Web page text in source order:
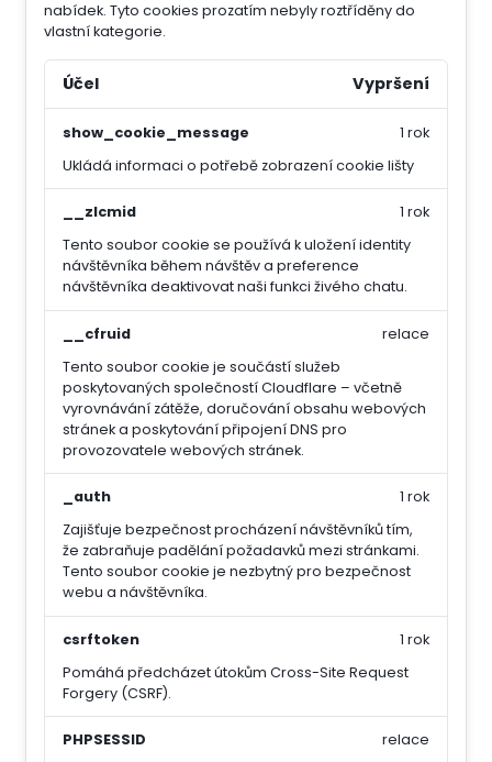
nabídek. Tyto cookies prozatím nebyly roztříděny do
vlastní kategorie.
Účel Vypršení
show_cookie_message
Ukládá informaci o potřebě zobrazení cookie lišty
1 rok
__zlcmid
Tento soubor cookie se používá k uložení identity
návštěvníka během návštěv a preference
návštěvníka deaktivovat naši funkci živého chatu.
1 rok
__cfruid
Tento soubor cookie je součástí služeb
poskytovaných společností Cloudflare – včetně
vyrovnávání zátěže, doručování obsahu webových
stránek a poskytování připojení DNS pro
provozovatele webových stránek.
relace
_auth
Zajišťuje bezpečnost procházení návštěvníků tím,
že zabraňuje padělání požadavků mezi stránkami.
Tento soubor cookie je nezbytný pro bezpečnost
webu a návštěvníka.
1 rok
csrftoken
Pomáhá předcházet útokům Cross-Site Request
Forgery (CSRF).
1 rok
PHPSESSID
relace